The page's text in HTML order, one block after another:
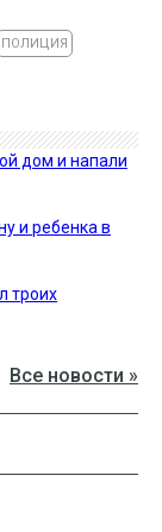
ПОЛИЦИЯ
дом и напали
и ребенка в
троих
Все новости »